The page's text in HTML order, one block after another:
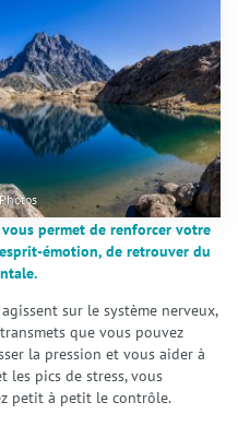
vous permet de renforcer votre
émotion, de retrouver du
sur le système nerveux,
que vous pouvez
la pression et vous aider à
les pics de stress, vous
petit à petit le contrôle.